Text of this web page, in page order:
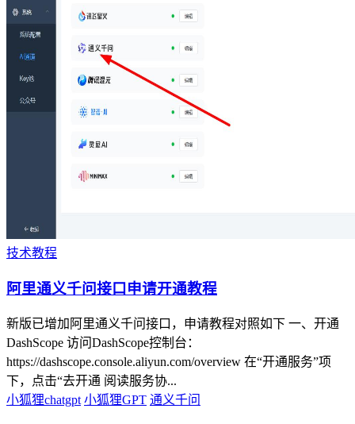
技术教程
阿里通义千问接口申请开通教程
新版已增加阿里通义千问接口，申请教程对照如下 一、开通
DashScope 访问DashScope控制台：
https://dashscope.console.aliyun.com/overview 在“开通服务”项
下，点击“去开通 阅读服务协...
小狐狸chatgpt 小狐狸GPT 通义千问